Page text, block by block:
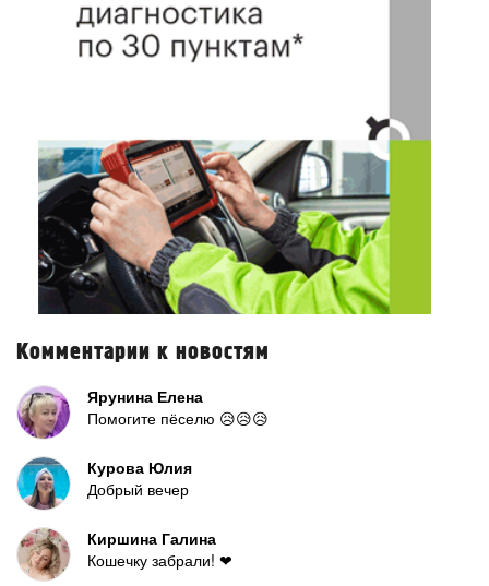
Комментарии к новостям
Ярунина Елена
Помогите пёселю 😥😥😥
Курова Юлия
Добрый вечер
Киршина Галина
Кошечку забрали! ❤